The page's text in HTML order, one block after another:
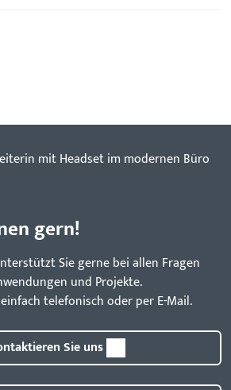
gern!
Sie gerne bei allen Fragen
und Projekte.
telefonisch oder per E-Mail.
Sie uns